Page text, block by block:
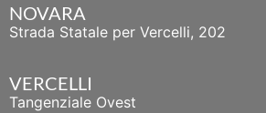
NOVARA
Strada Statale per Vercelli, 202
VERCELLI
Tangenziale Ovest